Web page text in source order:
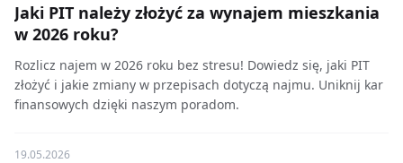
Jaki PIT należy złożyć za wynajem mieszkania
w 2026 roku?
Rozlicz najem w 2026 roku bez stresu! Dowiedz się, jaki PIT
złożyć i jakie zmiany w przepisach dotyczą najmu. Uniknij kar
finansowych dzięki naszym poradom.
19.05.2026